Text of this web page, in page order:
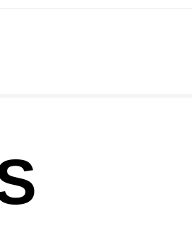
3 Branches Inox T26S/35
bateau